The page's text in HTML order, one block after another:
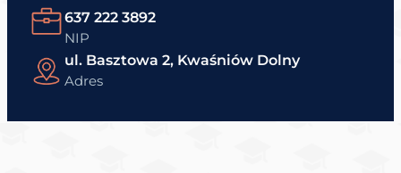
637 222 3892
NIP
ul. Basztowa 2, Kwaśniów Dolny
Adres